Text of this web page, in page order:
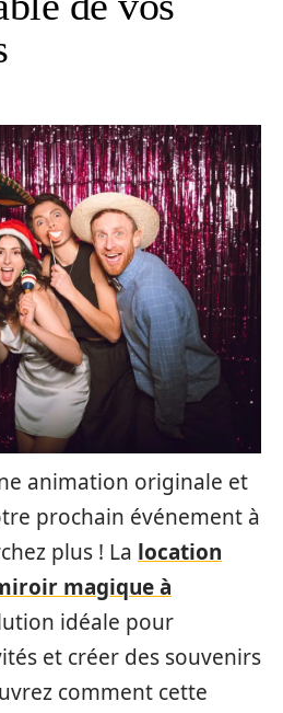
animation originale et
prochain événement à
plus ! La location
magique à
idéale pour
et créer des souvenirs
comment cette